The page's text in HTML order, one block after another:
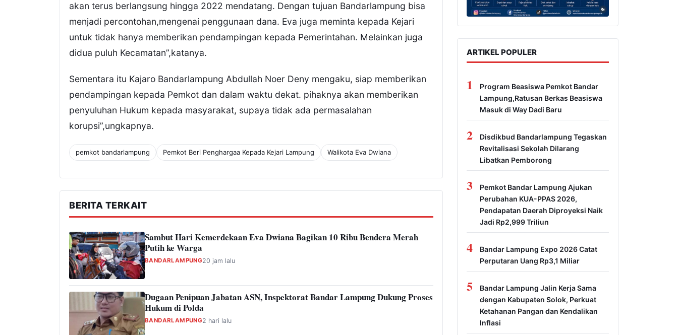
akan terus berlangsung hingga 2022 mendatang. Dengan tujuan Bandarlampung bisa
menjadi percontohan,mengenai penggunaan dana. Eva juga meminta kepada Kejari
untuk tidak hanya memberikan pendampingan kepada Pemerintahan. Melainkan juga
didua puluh Kecamatan”,katanya.
Sementara itu Kajaro Bandarlampung Abdullah Noer Deny mengaku, siap memberikan
pendampingan kepada Pemkot dan dalam waktu dekat. pihaknya akan memberikan
penyuluhan Hukum kepada masyarakat, supaya tidak ada permasalahan
korupsi”,ungkapnya.
pemkot bandarlampung Pemkot Beri Penghargaa Kepada Kejari Lampung Walikota Eva Dwiana
BERITA TERKAIT
Sambut Hari Kemerdekaan Eva Dwiana Bagikan 10 Ribu Bendera Merah
Putih ke Warga
BANDARLAMPUNG20 jam lalu
Dugaan Penipuan Jabatan ASN, Inspektorat Bandar Lampung Dukung Proses
Hukum di Polda
BANDARLAMPUNG2 hari lalu
ARTIKEL POPULER
1
Program Beasiswa Pemkot Bandar
Lampung,Ratusan Berkas Beasiswa
Masuk di Way Dadi Baru
2
Disdikbud Bandarlampung Tegaskan
Revitalisasi Sekolah Dilarang
Libatkan Pemborong
3
Pemkot Bandar Lampung Ajukan
Perubahan KUA-PPAS 2026,
Pendapatan Daerah Diproyeksi Naik
Jadi Rp2,999 Triliun
4
Bandar Lampung Expo 2026 Catat
Perputaran Uang Rp3,1 Miliar
5
Bandar Lampung Jalin Kerja Sama
dengan Kabupaten Solok, Perkuat
Ketahanan Pangan dan Kendalikan
Inflasi